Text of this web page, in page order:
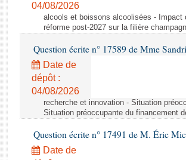
04/08/2026
alcools et boissons alcoolisées - Impact
réforme post-2027 sur la filière
Question écrite n° 17589 de Mme
Date de
dépôt :
04/08/2026
recherche et innovation - Situation
Situation préoccupante du financement
Question écrite n° 17491 de M. Éric
Date de